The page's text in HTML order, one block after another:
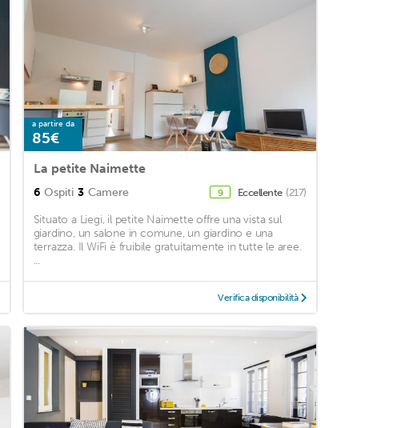
a partire da
85€
La petite Naimette
6 Ospiti 3 Camere 9 Eccellente (217)
Situato a Liegi, il petite Naimette offre una vista sul
giardino, un salone in comune, un giardino e una
terrazza. Il WiFi è fruibile gratuitamente in tutte le aree.
...
Verifica disponibilità